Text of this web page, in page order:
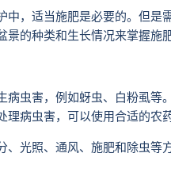
中，适当施肥是必要的。但是
的种类和生长情况来掌握施
病虫害，例如蚜虫、白粉虱等
病虫害，可以使用合适的农
、光照、通风、施肥和除虫等